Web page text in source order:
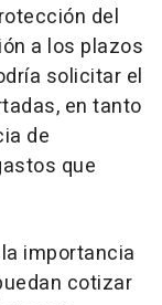
del
a los plazos
solicitar el
en tanto
de
que
importancia
cotizar